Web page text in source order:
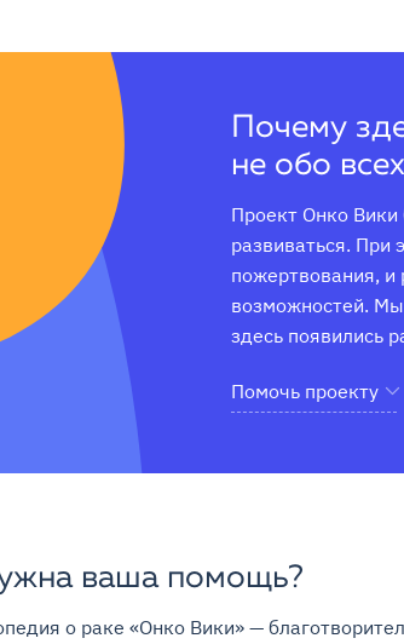
Почему
не обо
Проект Онко
развиваться. При
пожертвования,
возможностей.
здесь появились
Помочь проекту
ваша помощь?
о раке «Онко Вики» —